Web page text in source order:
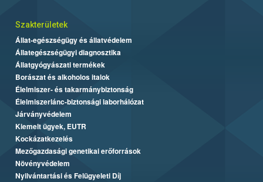
Szakterületek
Állat-egészségügy és állatvédelem
Állategészségügyi diagnosztika
Állatgyógyászati termékek
Borászat és alkoholos italok
Élelmiszer- és takarmánybiztonság
Élelmiszerlánc-biztonsági laborhálózat
Járványvédelem
Kiemelt ügyek, EUTR
Kockázatkezelés
Mezőgazdasági genetikai erőforrások
Növényvédelem
Nyilvántartási és Felügyeleti Díj